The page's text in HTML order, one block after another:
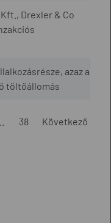
Drexler & Co
azaz a
töltőállomás
38 Következő